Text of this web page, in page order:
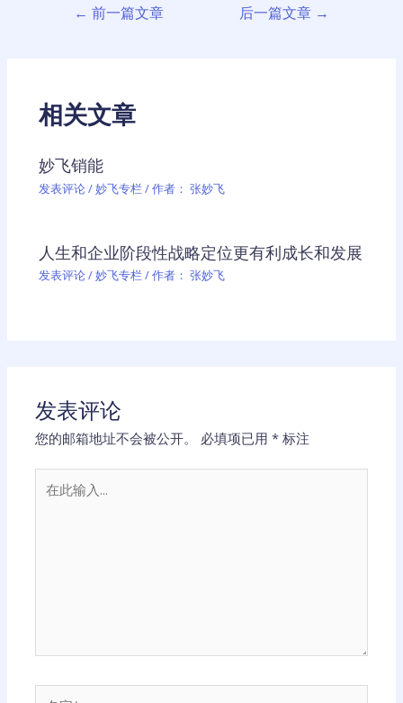
← 前一篇文章 后一篇文章 →
相关文章
妙飞销能
发表评论/妙飞专栏/ 作者： 张妙飞
人生和企业阶段性战略定位更有利成长和发展
发表评论/妙飞专栏/ 作者： 张妙飞
发表评论
您的邮箱地址不会被公开。 必填项已用* 标注
此